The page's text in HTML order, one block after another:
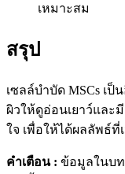
เหมาะสม
สรุป
เซลล์บำบัด MSCs เ
ผิวให้ดูอ่อนเยาว์แล
ใจ เพื่อให้ได้ผลลัพธ์
คำเตือน : ข้อมูลในบ